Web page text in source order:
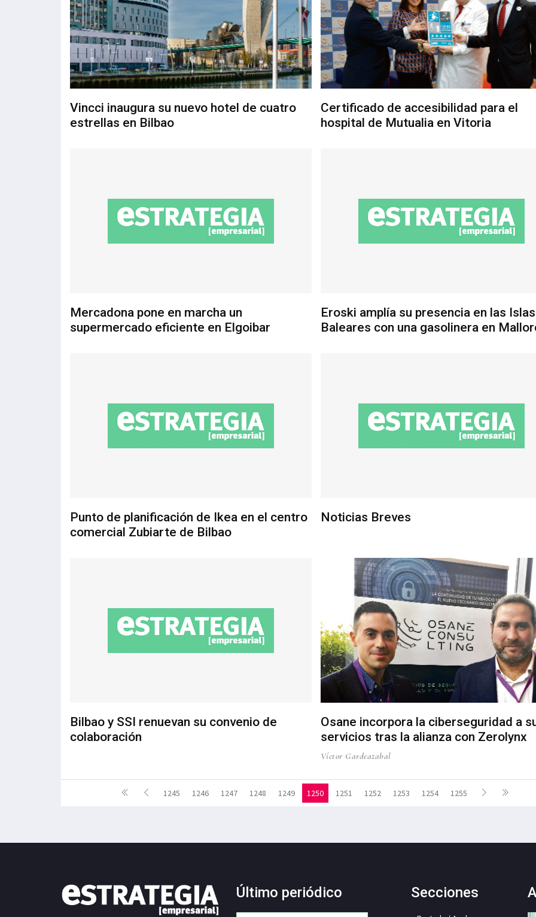
Vincci inaugura su nuevo hotel de cuatro
estrellas en Bilbao
Certificado de accesibilidad para el
hospital de Mutualia en Vitoria
Mercadona pone en marcha un
supermercado eficiente en Elgoibar
Eroski amplía su presencia en las Islas
Baleares con una gasolinera en
Punto de planificación de Ikea en el centro
comercial Zubiarte de Bilbao
Noticias Breves
Bilbao y SSI renuevan su convenio de
colaboración
Osane incorpora la ciberseguridad a
servicios tras la alianza con Zerolynx
Víctor Gardeazabal
1245 1246 1247 1248 1249 1250 1251 1252 1253 1254 1255
Último periódico Secciones